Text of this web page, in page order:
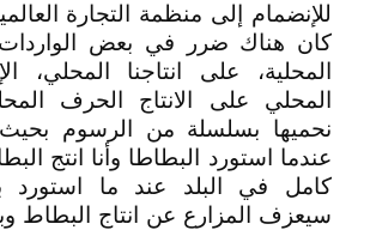
للإنضمام إلى منظمة التجارة
كان هناك ضرر في بعض الواردات
المحلية، على انتاجنا المحلي،
المحلي على الانتاج الحرف
نحميها بسلسلة من الرسوم
عندما استورد البطاطا وأنا انتج
كامل في البلد عند ما
سيعزف المزارع عن انتاج البطاط